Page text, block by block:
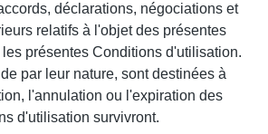
déclarations, négociations et
relatifs à l'objet des présentes
présentes Conditions d'utilisation.
par leur nature, sont destinées à
l'annulation ou l'expiration des
d'utilisation survivront.